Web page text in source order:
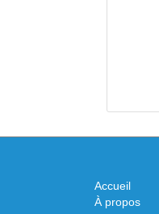
Accueil
À propos